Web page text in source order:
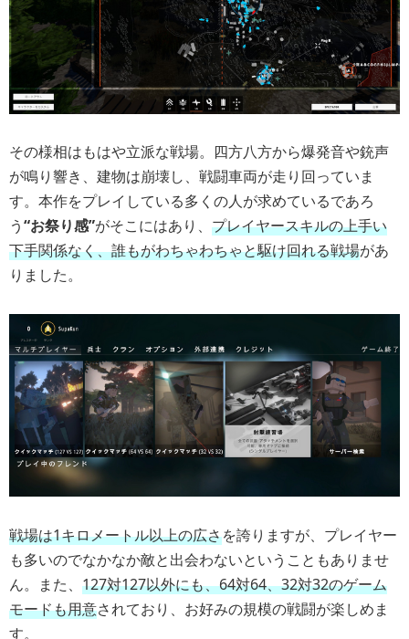
その様相はもはや立派な戦場。四方八方から爆発音や銃声
が鳴り響き、建物は崩壊し、戦闘車両が走り回っていま
す。本作をプレイしている多くの人が求めているであろ
う“お祭り感”がそこにはあり、 プレイヤースキルの上手い
下手関係なく、誰もがわちゃわちゃと駆け回れる戦場があ
りました。
戦場は1キロメートル以上の広さを誇りますが、プレイヤー
も多いのでなかなか敵と出会わないということもありませ
ん。また、 127対127以外にも、64対64、32対32のゲーム
モードも用意されており、お好みの規模の戦闘が楽しめま
す。